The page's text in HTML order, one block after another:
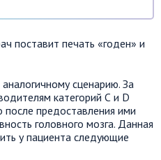
поставит печать «годен» и
сценарию. За
категорий С и D
после предоставления ими
головного мозга. Данная
у пациента следующие